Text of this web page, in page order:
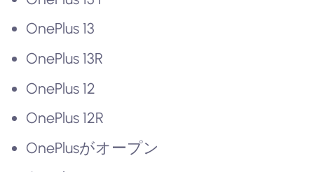
OnePlus 13
OnePlus 13R
OnePlus 12
OnePlus 12R
OnePlusがオープン